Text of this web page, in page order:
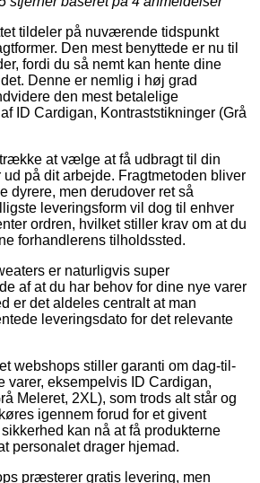
tildeler på nuværende tidspunkt
Den mest benyttede er nu til
fordi du så nemt kan hente dine
Denne er nemlig i høj grad
den mest betalelige
ID Cardigan, Kontraststikninger (Grå
at vælge at få udbragt til din
på dit arbejde. Fragtmetoden bliver
dyrere, men derudover ret så
leveringsform vil dog til enhver
ordren, hvilket stiller krav om at du
forhandlerens tilholdssted.
er naturligvis super
af at du har behov for dine nye varer
er det aldeles centralt at man
leveringsdato for det relevante
webshops stiller garanti om dag-til-
varer, eksempelvis ID Cardigan,
Meleret, 2XL), som trods alt står og
igennem forud for et givent
kan nå at få produkterne
personalet drager hjemad.
præsterer gratis levering, men